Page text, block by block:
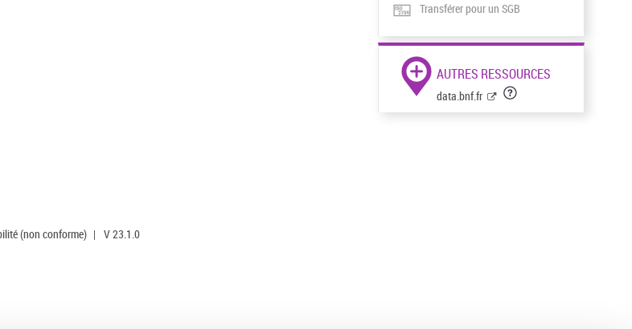
Transférer pour un SGB
AUTRES RESSOURCES
data.bnf.fr
(non conforme) | V 23.1.0